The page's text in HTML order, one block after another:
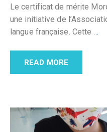
Le certificat de mérite
une initiative de
langue française. Cette…
READ MORE